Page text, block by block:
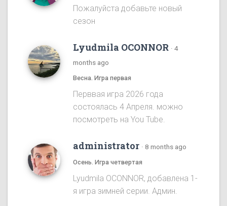
Пожалуйста добавьте новый
сезон
Lyudmila OCONNOR · 4
months ago
Весна. Игра первая
Перввая игра 2026 года
состоялась 4 Апреля. можно
посмотреть на You Tube.
administrator · 8 months ago
Осень. Игра четвертая
Lyudmila OCONNOR, добавлена 1-
я игра зимней серии. Админ.